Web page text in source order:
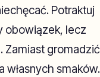
Potraktuj
obowiązek, lecz
Zamiast gromadzić
własnych smaków.